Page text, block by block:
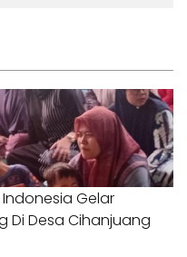
Indonesia Gelar
Di Desa Cihanjuang